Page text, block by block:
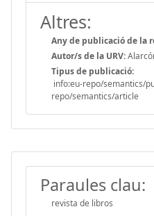
Altres:
Any de publicació de la
Autor/s de la URV:
Tipus de publicació:
info:eu-repo/semantics/
repo/semantics/article
Paraules clau:
revista de libros